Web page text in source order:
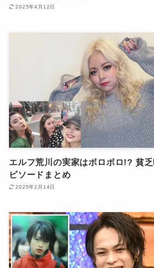
2025年4月12日
エルフ荒川の実家はボロボロ!? 貧
ピソードまとめ
2025年2月14日